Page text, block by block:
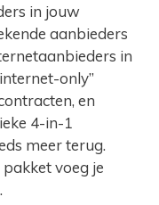
in jouw
aanbieders
in
only”
en
4-in-1
meer terug.
voeg je